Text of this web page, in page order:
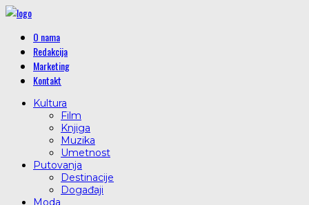
O nama
Redakcija
Marketing
Kontakt
Kultura
Film
Knjiga
Muzika
Umetnost
Putovanja
Destinacije
Događaji
Moda